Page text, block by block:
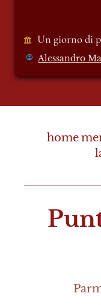
Un giorno di
Alessandro
home